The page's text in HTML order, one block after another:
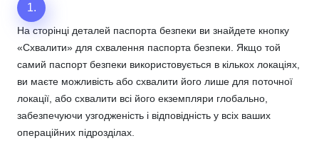
1.
На сторінці деталей паспорта безпеки ви знайдете кнопку
«Схвалити» для схвалення паспорта безпеки. Якщо той
самий паспорт безпеки використовується в кількох локаціях,
ви маєте можливість або схвалити його лише для поточної
локації, або схвалити всі його екземпляри глобально,
забезпечуючи узгодженість і відповідність у всіх ваших
операційних підрозділах.